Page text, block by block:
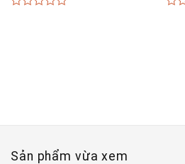
Sản phẩm vừa xem